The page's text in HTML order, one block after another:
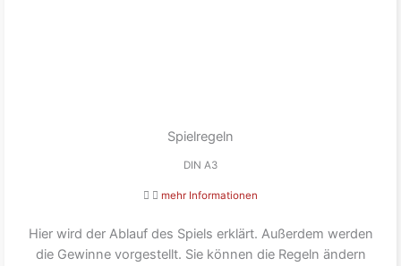
Spielregeln
DIN A3
mehr Informationen
Hier wird der Ablauf des Spiels erklärt. Außerdem werden
die Gewinne vorgestellt. Sie können die Regeln ändern